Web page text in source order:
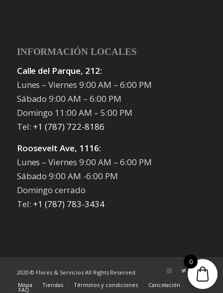
INFORMACIÓN LOCALES
Calle del Parque, 212:
Lunes – Viernes 9:00 AM – 6:00 PM
Sábado 9:00 AM – 6:00 PM
Domingo 11:00 AM – 5:00 PM
Tel: +1 (787) 722-8186
Roosevelt Ave, 1116:
Lunes – Viernes 9:00 AM – 6:00 PM
Sábado 9:00 AM -6:00 PM
Domingo cerrado
Tel: +1 (787) 783-3434
2020 © Flores & Servicios All Rights Reserved
Mapa
Tiendas Términos y condiciones Cancelación
FAQ
0